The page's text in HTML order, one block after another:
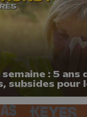
: 5 ans
subsides pour